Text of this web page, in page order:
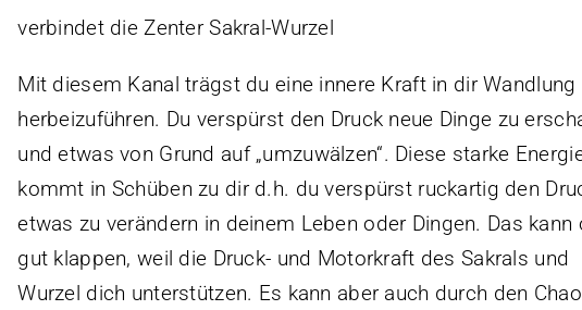
verbindet die Zenter Sakral-Wurzel
Mit diesem Kanal trägst du eine innere Kraft in dir Wandlung
herbeizuführen. Du verspürst den Druck neue Dinge zu
und etwas von Grund auf „umzuwälzen“. Diese starke
kommt in Schüben zu dir d.h. du verspürst ruckartig den
etwas zu verändern in deinem Leben oder Dingen. Das kann
gut klappen, weil die Druck- und Motorkraft des Sakrals und
Wurzel dich unterstützen. Es kann aber auch durch den